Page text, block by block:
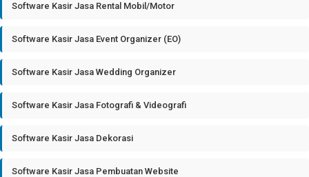
Software Kasir Jasa Rental Mobil/Motor
Software Kasir Jasa Event Organizer (EO)
Software Kasir Jasa Wedding Organizer
Software Kasir Jasa Fotografi & Videografi
Software Kasir Jasa Dekorasi
Software Kasir Jasa Pembuatan Website